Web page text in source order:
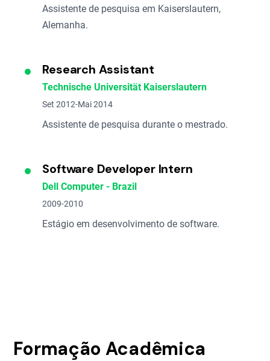
Assistente de pesquisa em Kaiserslautern,
Alemanha.
Research Assistant
Technische Universität Kaiserslautern
Set 2012-Mai 2014
Assistente de pesquisa durante o mestrado.
Software Developer Intern
Dell Computer - Brazil
2009-2010
Estágio em desenvolvimento de software.
Formação Acadêmica